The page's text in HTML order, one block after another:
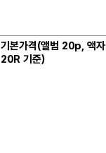
기본가격(앨범 20p, 액자
20R 기준)